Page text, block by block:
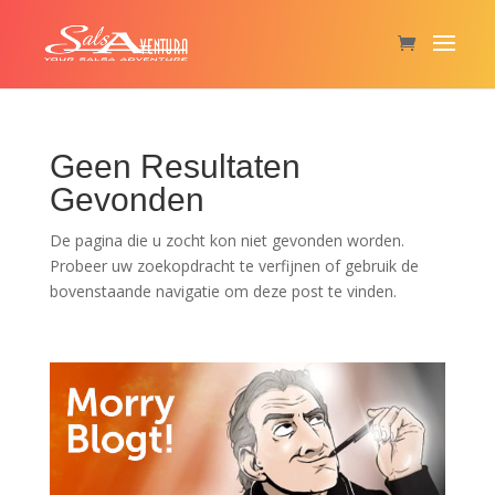
Geen Resultaten
Gevonden
De pagina die u zocht kon niet gevonden worden.
Probeer uw zoekopdracht te verfijnen of gebruik de
bovenstaande navigatie om deze post te vinden.